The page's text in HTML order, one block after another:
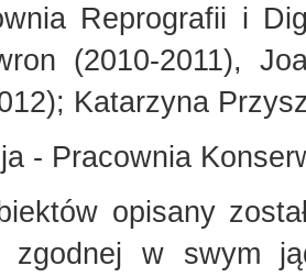
Reprografii i
(2010-2011),
Katarzyna
- Pracownia
opisany
zgodnej w swym